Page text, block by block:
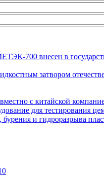
700 внесен в
затвором
с китайской
для тестирования
и гидроразрыва